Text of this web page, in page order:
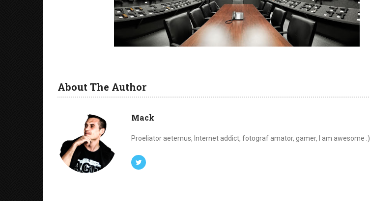
About The Author
Mack
Proeliator aeternus, Internet addict, fotograf amator, gamer, I am awesome :)